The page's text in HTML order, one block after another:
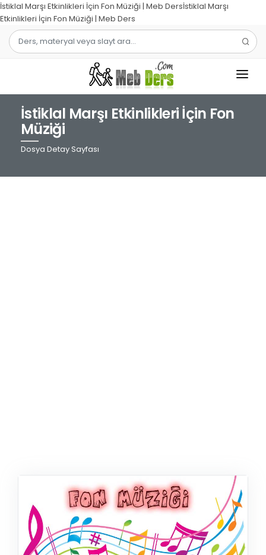
İstiklal Marşı Etkinlikleri İçin Fon Müziği | Meb Dersİstiklal Marşı
Etkinlikleri İçin Fon Müziği | Meb Ders
1.SINIF
2.SINIF
İstiklal Marşı Etkinlikleri İçin Fon
Müziği
Dosya Detay Sayfası